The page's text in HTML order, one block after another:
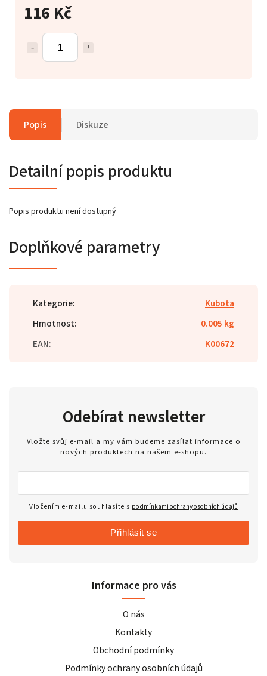
116 Kč
Popis Diskuze
Detailní popis produktu
Popis produktu není dostupný
Doplňkové parametry
Kategorie:
Kubota
Hmotnost:
0.005 kg
EAN: K00672
Odebírat newsletter
Vložte svůj e-mail a my vám budeme zasílat informace o
nových produktech na našem e-shopu.
Vložením e-mailu souhlasíte s podmínkami ochrany osobních údajů
Přihlásit se
Informace pro vás
O nás
Kontakty
Obchodní podmínky
Podmínky ochrany osobních údajů